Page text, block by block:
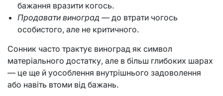
бажання вразити когось.
Продавати виноград — до втрати чогось
особистого, але не критичного.
Сонник часто трактує виноград як символ
матеріального достатку, але в більш глибоких шарах
— це ще й уособлення внутрішнього задоволення
або навіть втоми від бажань.